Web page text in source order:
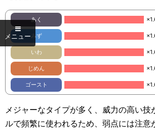
あく
みず
いわ
じめん
ゴースト
メジャーなタイプが多く、威力の高い技
ルで頻繁に使われるため、弱点には注意